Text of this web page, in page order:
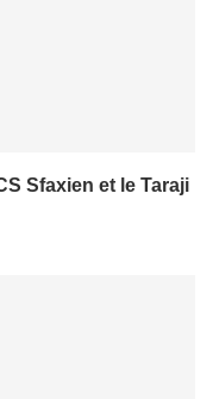
Sfaxien et le Taraji